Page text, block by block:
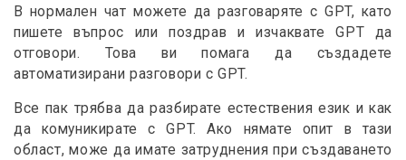
В нормален чат можете да разговаряте с GPT, като
пишете въпрос или поздрав и изчаквате GPT да
отговори. Това ви помага да създадете
автоматизирани разговори с GPT.
Все пак трябва да разбирате естествения език и как
да комуникирате с GPT. Ако нямате опит в тази
област, може да имате затруднения при създаването